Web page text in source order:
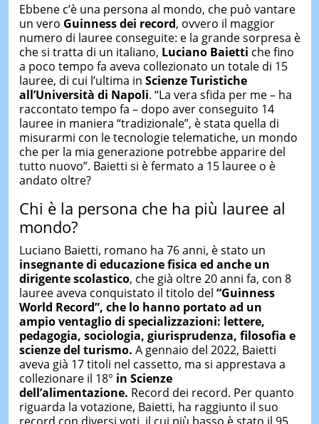
Ebbene c’è una persona al mondo, che può vantare
un vero Guinness dei record, ovvero il maggior
numero di lauree conseguite: e la grande sorpresa è
che si tratta di un italiano, Luciano Baietti che fino
a poco tempo fa aveva collezionato un totale di 15
lauree, di cui l’ultima in Scienze Turistiche
all’Università di Napoli. “La vera sfida per me – ha
raccontato tempo fa – dopo aver conseguito 14
lauree in maniera “tradizionale”, è stata quella di
misurarmi con le tecnologie telematiche, un mondo
che per la mia generazione potrebbe apparire del
tutto nuovo”. Baietti si è fermato a 15 lauree o è
andato oltre?
Chi è la persona che ha più lauree al
mondo?
Luciano Baietti, romano ha 76 anni, è stato un
insegnante di educazione fisica ed anche un
dirigente scolastico, che già oltre 20 anni fa, con 8
lauree aveva conquistato il titolo del “Guinness
World Record”, che lo hanno portato ad un
ampio ventaglio di specializzazioni: lettere,
pedagogia, sociologia, giurisprudenza, filosofia e
scienze del turismo. A gennaio del 2022, Baietti
aveva già 17 titoli nel cassetto, ma si apprestava a
collezionare il 18° in Scienze
dell’alimentazione. Record dei record. Per quanto
riguarda la votazione, Baietti, ha raggiunto il suo